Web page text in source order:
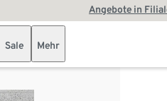
Angebote in
Sale Mehr